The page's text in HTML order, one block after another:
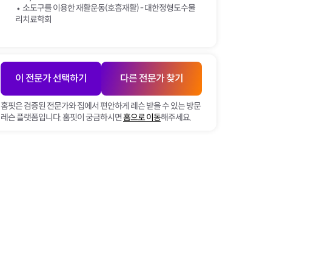
소도구를 이용한 재활운동(호흡재활) - 대한정형도수물
리치료학회
이 전문가 선택하기 다른 전문가 찾기
홈핏은 검증된 전문가와 집에서 편안하게 레슨 받을 수 있는 방문
레슨 플랫폼입니다. 홈핏이 궁금하시면홈으로 이동해주세요.